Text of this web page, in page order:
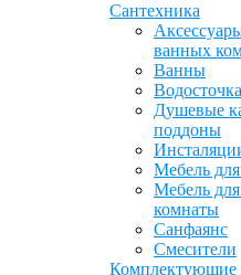
Сантехника
ванных
Ванны
Водосточка
Душевые
поддоны
Мебель
Мебель
комнаты
Санфаянс
Смесители
Комплектующие